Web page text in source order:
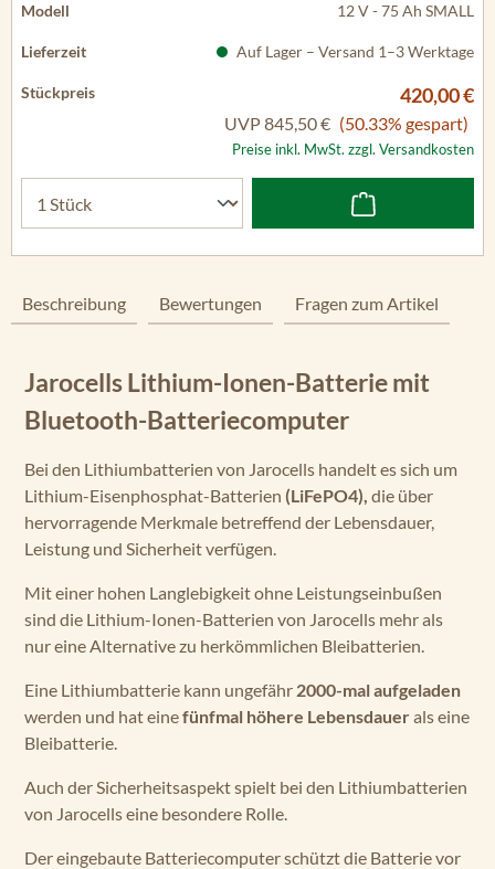
12 V - 75 Ah SMALL
Auf Lager – Versand 1–3 Werktage
420,00 €
UVP845,50 € (50.33% gespart)
Preise inkl. MwSt. zzgl. Versandkosten
Beschreibung Bewertungen Fragen zum Artikel
Jarocells Lithium-Ionen-Batterie mit
Bluetooth-Batteriecomputer
Bei den Lithiumbatterien von Jarocells handelt es sich um
Lithium-Eisenphosphat-Batterien (LiFePO4), die über
hervorragende Merkmale betreffend der Lebensdauer,
Leistung und Sicherheit verfügen.
Mit einer hohen Langlebigkeit ohne Leistungseinbußen
sind die Lithium-Ionen-Batterien von Jarocells mehr als
nur eine Alternative zu herkömmlichen Bleibatterien.
Eine Lithiumbatterie kann ungefähr 2000-mal aufgeladen
werden und hat einefünfmal höhere Lebensdauerals eine
Bleibatterie.
Auch der Sicherheitsaspekt spielt bei den Lithiumbatterien
von Jarocells eine besondere Rolle.
Der eingebaute Batteriecomputer schützt die Batterie vor